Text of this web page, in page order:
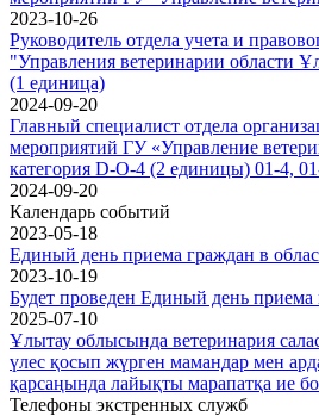
2023-10-26
Руководитель отдела учета и
"Управления ветеринарии области
(1 единица)
2024-09-20
Главный специалист отдела
мероприятий ГУ «Управление
категория D-O-4 (2 единицы) 01-4,
2024-09-20
Календарь событий
2023-05-18
Единый день приема граждан в
2023-10-19
Будет проведен Единый день приема
2025-07-10
Ұлытау облысында ветеринария
үлес қосып жүрген мамандар мен
қарсаңында лайықты марапатқа ие
Телефоны экстренных служб